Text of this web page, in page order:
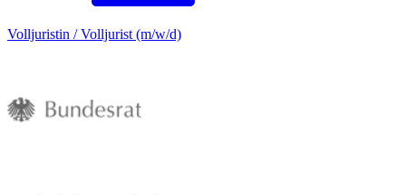
Volljuristin / Volljurist (m/w/d)